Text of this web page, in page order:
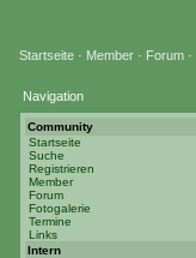
Startseite · Member · Forum ·
Navigation
Community
Startseite
Suche
Registrieren
Member
Forum
Fotogalerie
Termine
Links
Intern